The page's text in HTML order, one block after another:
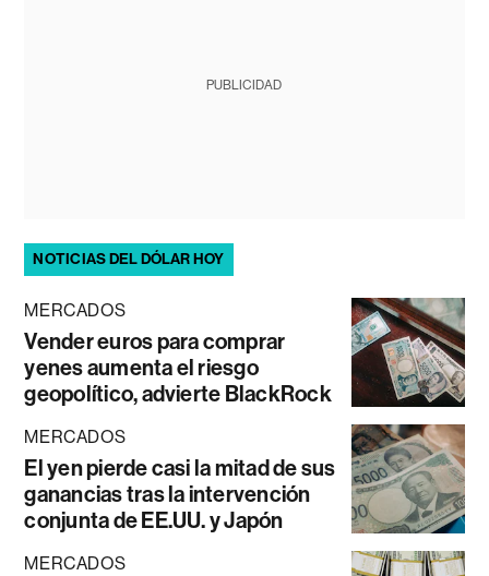
PUBLICIDAD
NOTICIAS DEL DÓLAR HOY
MERCADOS
Vender euros para comprar
yenes aumenta el riesgo
geopolítico, advierte BlackRock
MERCADOS
El yen pierde casi la mitad de sus
ganancias tras la intervención
conjunta de EE.UU. y Japón
MERCADOS